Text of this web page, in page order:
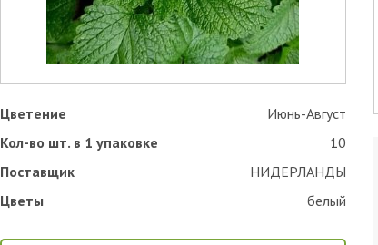
Цветение
Июнь-Август
Кол-во шт. в 1 упаковке
10
Поставщик
НИДЕРЛАНДЫ
Цветы
белый